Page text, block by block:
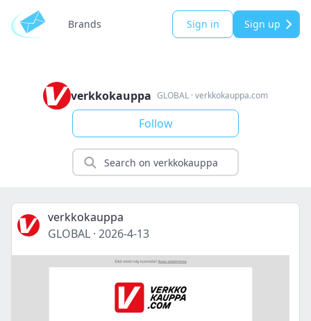
Brands Sign in Sign up
verkkokauppa GLOBAL ·verkkokauppa.com
Follow
verkkokauppa
GLOBAL · 2026-4-13